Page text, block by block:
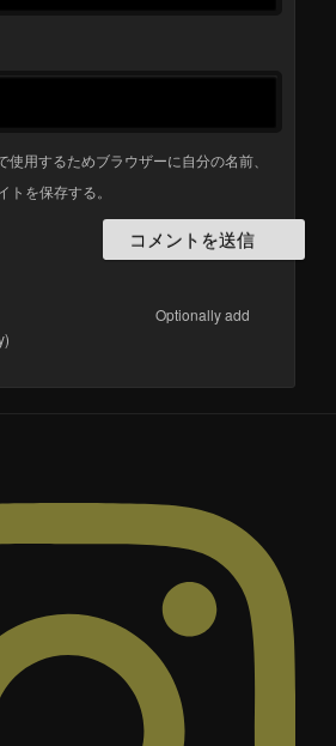
使用するためブラウザーに自分の名前、
トを保存する。
Optionally add